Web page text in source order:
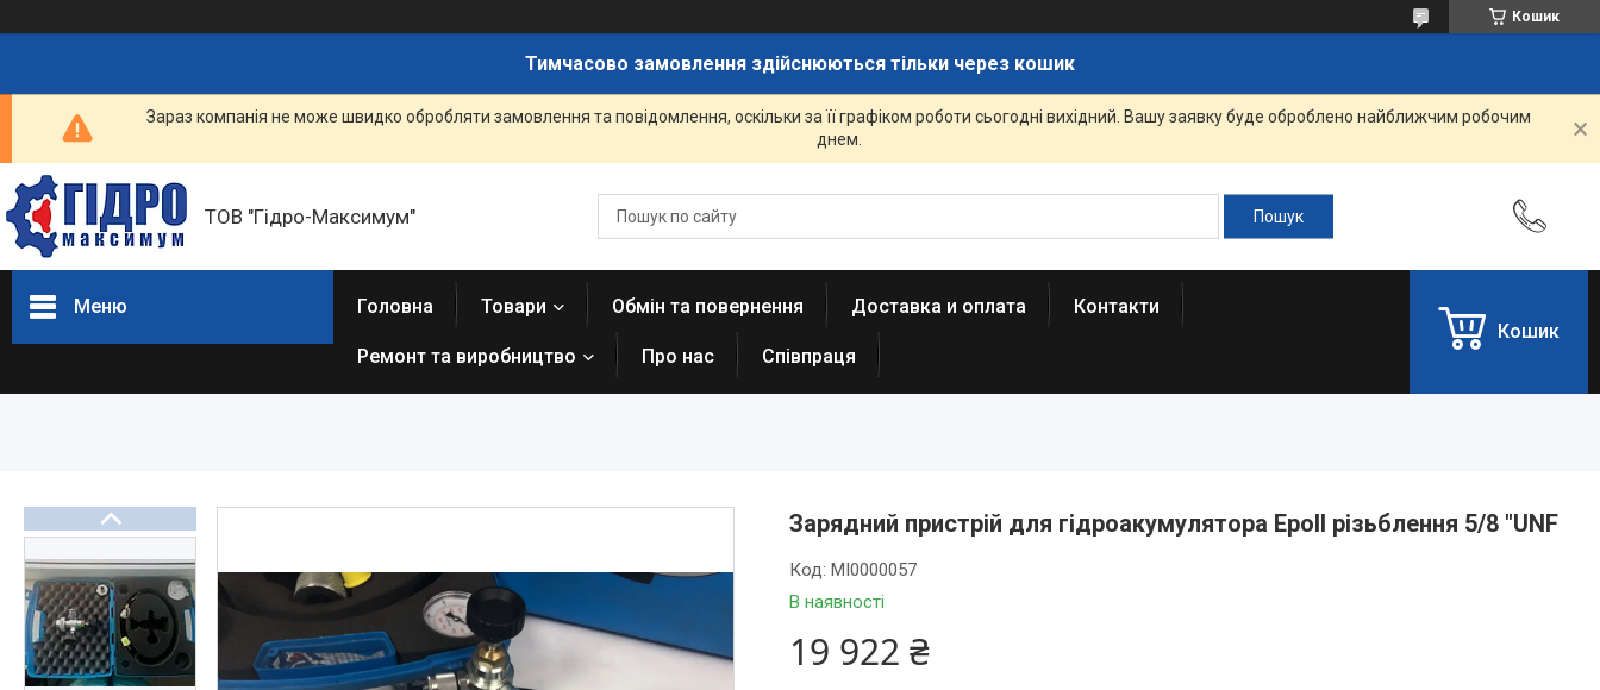
Кошик
Тимчасово замовлення здійснюються тільки через кошик
Зараз компанія не може швидко обробляти замовлення та повідомлення, оскільки за її графіком роботи сьогодні вихідний. Вашу заявку буде оброблено найближчим робочим
днем.
ТОВ "Гідро-Максимум"
Меню
ОЛИВИ ТА МАСТИЛА
ДІАГНОСТИЧНІ І
КОНТРОЛЬНО-
ВИМІРЮВАЛЬНІ ПРИЛАДИ
Запчастин до
Головна Товари Обмін та повернення Доставка и оплата Контакти
Ремонт та виробництво Про нас Співпраця
Кошик
Зарядний пристрій для гідроакумулятора Epoll різьблення 5/8 "UNF
В наявності
Код: MI0000057
19 922 ₴